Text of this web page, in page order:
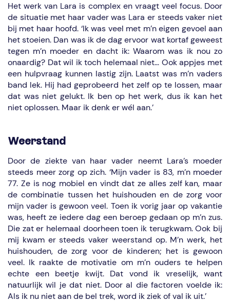
Het werk van Lara is complex en vraagt veel focus. Door
de situatie met haar vader was Lara er steeds vaker niet
bij met haar hoofd. ‘Ik was veel met m’n eigen gevoel aan
het stoeien. Dan was ik de dag ervoor wat kortaf geweest
tegen m’n moeder en dacht ik: Waarom was ik nou zo
onaardig? Dat wil ik toch helemaal niet… Ook appjes met
een hulpvraag kunnen lastig zijn. Laatst was m’n vaders
band lek. Hij had geprobeerd het zelf op te lossen, maar
dat was niet gelukt. Ik ben op het werk, dus ik kan het
niet oplossen. Maar ik denk er wél aan.’
Weerstand
Door de ziekte van haar vader neemt Lara’s moeder
steeds meer zorg op zich. ‘Mijn vader is 83, m’n moeder
77. Ze is nog mobiel en vindt dat ze alles zelf kan, maar
de combinatie tussen het huishouden en de zorg voor
mijn vader is gewoon veel. Toen ik vorig jaar op vakantie
was, heeft ze iedere dag een beroep gedaan op m’n zus.
Die zat er helemaal doorheen toen ik terugkwam. Ook bij
mij kwam er steeds vaker weerstand op. M’n werk, het
huishouden, de zorg voor de kinderen; het is gewoon
veel. Ik raakte de motivatie om m’n ouders te helpen
echte een beetje kwijt. Dat vond ik vreselijk, want
natuurlijk wil je dat niet. Door al die factoren voelde ik:
Als ik nu niet aan de bel trek, word ik ziek of val ik uit.’